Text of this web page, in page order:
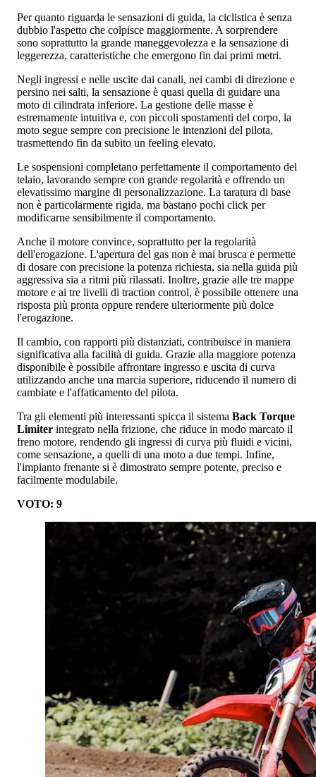
Per quanto riguarda le sensazioni di guida, la ciclistica è senza
dubbio l'aspetto che colpisce maggiormente. A sorprendere
sono soprattutto la grande maneggevolezza e la sensazione di
leggerezza, caratteristiche che emergono fin dai primi metri.
Negli ingressi e nelle uscite dai canali, nei cambi di direzione e
persino nei salti, la sensazione è quasi quella di guidare una
moto di cilindrata inferiore. La gestione delle masse è
estremamente intuitiva e, con piccoli spostamenti del corpo, la
moto segue sempre con precisione le intenzioni del pilota,
trasmettendo fin da subito un feeling elevato.
Le sospensioni completano perfettamente il comportamento del
telaio, lavorando sempre con grande regolarità e offrendo un
elevatissimo margine di personalizzazione. La taratura di base
non è particolarmente rigida, ma bastano pochi click per
modificarne sensibilmente il comportamento.
Anche il motore convince, soprattutto per la regolarità
dell'erogazione. L'apertura del gas non è mai brusca e permette
di dosare con precisione la potenza richiesta, sia nella guida più
aggressiva sia a ritmi più rilassati. Inoltre, grazie alle tre mappe
motore e ai tre livelli di traction control, è possibile ottenere una
risposta più pronta oppure rendere ulteriormente più dolce
l'erogazione.
Il cambio, con rapporti più distanziati, contribuisce in maniera
significativa alla facilità di guida. Grazie alla maggiore potenza
disponibile è possibile affrontare ingresso e uscita di curva
utilizzando anche una marcia superiore, riducendo il numero di
cambiate e l'affaticamento del pilota.
Tra gli elementi più interessanti spicca il sistema Back Torque
Limiter integrato nella frizione, che riduce in modo marcato il
freno motore, rendendo gli ingressi di curva più fluidi e vicini,
come sensazione, a quelli di una moto a due tempi. Infine,
l'impianto frenante si è dimostrato sempre potente, preciso e
facilmente modulabile.
VOTO: 9